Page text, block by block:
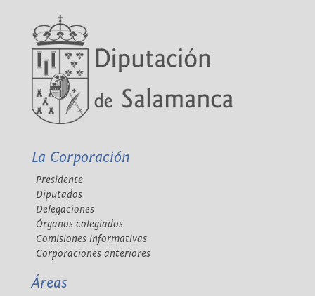
La Corporación
Presidente
Diputados
Delegaciones
Órganos colegiados
Comisiones informativas
Corporaciones anteriores
Áreas